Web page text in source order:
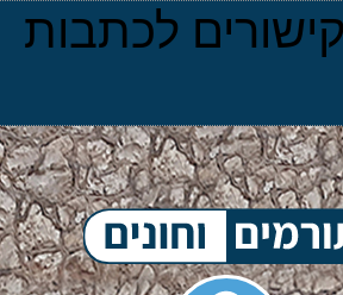
קישורים לכתבות